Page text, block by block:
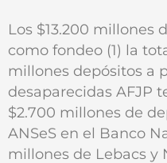
Los $13.200 millones
como fondeo (1) la
millones depósitos a
desaparecidas AFJP
$2.700 millones de
ANSeS en el Banco
millones de Lebacs y